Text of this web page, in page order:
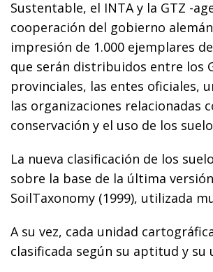
Sustentable, el INTA y la GTZ -
cooperación del gobierno
impresión de 1.000 ejemplares
que serán distribuidos entre los
provinciales, las entes oficiales,
las organizaciones relacionadas
conservación y el uso de los
La nueva clasificación de los
sobre la base de la última
SoilTaxonomy (1999), utilizada
A su vez, cada unidad
clasificada según su aptitud y su